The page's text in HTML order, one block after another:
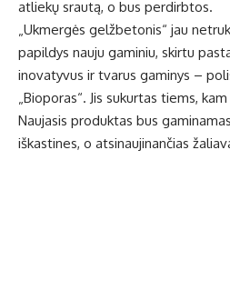
atliekų srautą, o bus perdirbtos.
„Ukmergės gelžbetonis“ jau
papildys nauju gaminiu, skirtu
inovatyvus ir tvarus gaminys –
„Bioporas“. Jis sukurtas tiems,
Naujasis produktas bus
iškastines, o atsinaujinančias